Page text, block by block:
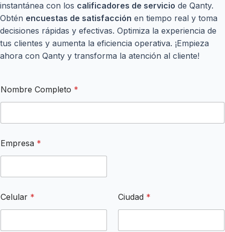
instantánea con los calificadores de servicio de Qanty.
Obtén encuestas de satisfacción en tiempo real y toma
decisiones rápidas y efectivas. Optimiza la experiencia de
tus clientes y aumenta la eficiencia operativa. ¡Empieza
ahora con Qanty y transforma la atención al cliente!
Nombre Completo *
Empresa *
Celular * Ciudad *